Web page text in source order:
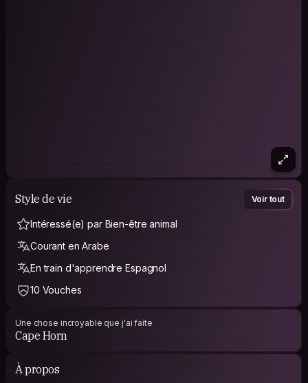
Style de vie Voir tout
Intéressé(e) par Bien-être animal
Courant en Arabe
En train d'apprendre Espagnol
10 Vouches
Une chose incroyable que j'ai faite
Cape Horn
À propos